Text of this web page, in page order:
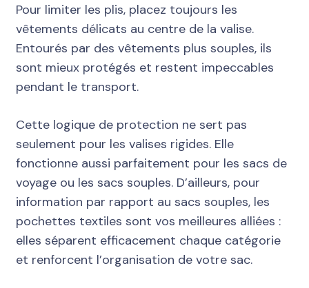
Pour limiter les plis, placez toujours les
vêtements délicats au centre de la valise.
Entourés par des vêtements plus souples, ils
sont mieux protégés et restent impeccables
pendant le transport.
Cette logique de protection ne sert pas
seulement pour les valises rigides. Elle
fonctionne aussi parfaitement pour les sacs de
voyage ou les sacs souples. D’ailleurs, pour
information par rapport au sacs souples, les
pochettes textiles sont vos meilleures alliées :
elles séparent efficacement chaque catégorie
et renforcent l’organisation de votre sac.